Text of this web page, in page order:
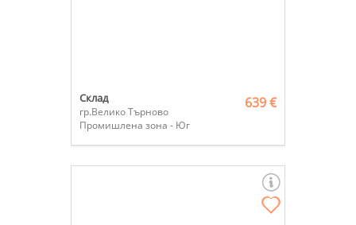
Склад
гр.Велико Търново
Промишлена зона - Юг
639 €